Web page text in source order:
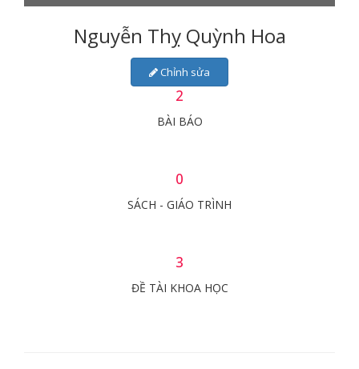
Nguyễn Thỵ Quỳnh Hoa
Chỉnh sửa
2
BÀI BÁO
0
SÁCH - GIÁO TRÌNH
3
ĐỀ TÀI KHOA HỌC